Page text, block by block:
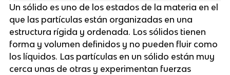
Un sólido es uno de los estados de la materia en el
que las partículas están organizadas en una
estructura rígida y ordenada. Los sólidos tienen
forma y volumen definidos y no pueden fluir como
los líquidos. Las partículas en un sólido están muy
cerca unas de otras y experimentan fuerzas